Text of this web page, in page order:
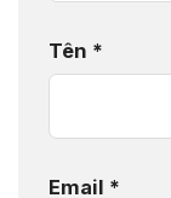
Tên *
Email *